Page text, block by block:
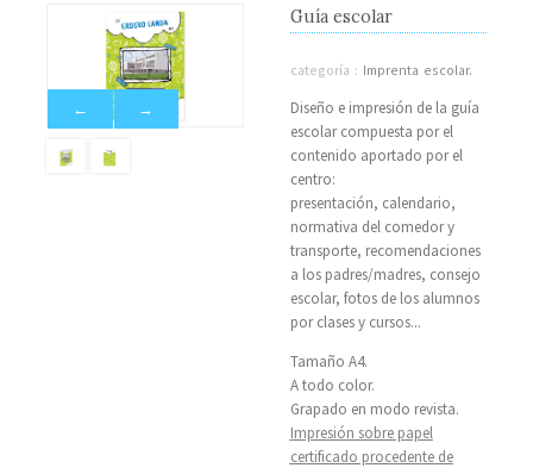
← →
← →
Guía escolar
categoría : Imprenta escolar.
Diseño e impresión de la guía
escolar compuesta por el
contenido aportado por el
centro:
presentación, calendario,
normativa del comedor y
transporte, recomendaciones
a los padres/madres, consejo
escolar, fotos de los alumnos
por clases y cursos...
Tamaño A4.
A todo color.
Grapado en modo revista.
Impresión sobre papel
certificado procedente de